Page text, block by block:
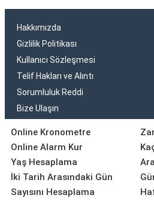
Hakkımızda
Gizlilik Politikası
Kullanıcı Sözleşmesi
Telif Hakları ve Alıntı
Sorumluluk Reddi
Bize Ulaşın
Online Kronometre
Online Alarm Kur
Yaş Hesaplama
İki Tarih Arasındaki Gün
Sayısını Hesaplama